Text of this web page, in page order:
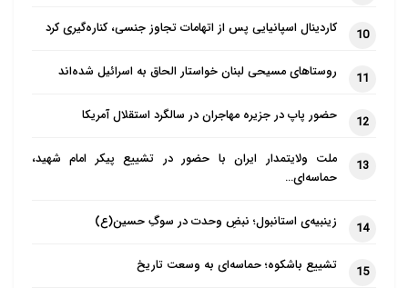
10 کاردینال اسپانیایی پس از اتهامات تجاوز جنسی، کناره‌گیری کرد
11 روستاهای مسیحی لبنان خواستار الحاق به اسرائیل شده‌اند
12 حضور پاپ در جزیره مهاجران در سالگرد استقلال آمریکا
13
ملت ولایتمدار ایران با حضور در تشییع پیکر امام شهید،
حماسه‌ای…
14 زینبیه‌ی استانبول؛ نبضِ وحدت در سوگِ حسین(ع)
15 تشییع باشکوه؛ حماسه‌ای به وسعت تاریخ